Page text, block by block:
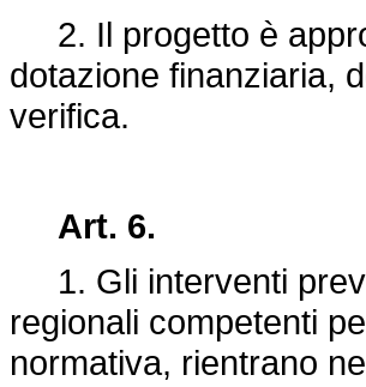
2. Il progetto è
dotazione finanziaria,
verifica.
Art. 6.
1. Gli interventi
regionali competenti
normativa, rientrano